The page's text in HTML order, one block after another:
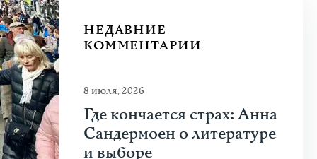
НЕДАВНИЕ
КОММЕНТАРИИ
8 июля, 2026
Где кончается страх: Анна
Сандермоен о литературе
и выборе